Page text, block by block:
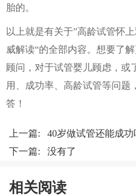
胎的。
以上就是有关于”高龄试管怀
威解读“的全部内容。想要了
顾问，对于试管婴儿顾虑，或
用、成功率、高龄试管等问题
答！
上一篇: 40岁做试管还能成
下一篇: 没有了
相关阅读